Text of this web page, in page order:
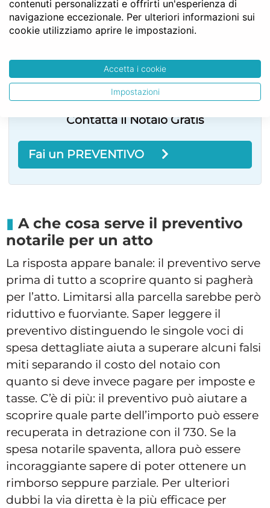
Contatta il Notaio Gratis
Fai un PREVENTIVO
A che cosa serve il preventivo
notarile per un atto
La risposta appare banale: il preventivo serve
prima di tutto a scoprire quanto si pagherà
per l’atto. Limitarsi alla parcella sarebbe però
riduttivo e fuorviante. Saper leggere il
preventivo distinguendo le singole voci di
spesa dettagliate aiuta a superare alcuni falsi
miti separando il costo del notaio con
quanto si deve invece pagare per imposte e
tasse. C’è di più: il preventivo può aiutare a
scoprire quale parte dell’importo può essere
recuperata in detrazione con il 730. Se la
spesa notarile spaventa, allora può essere
incoraggiante sapere di poter ottenere un
rimborso seppure parziale. Per ulteriori
dubbi la via diretta è la più efficace per
contenuti personalizzati e offrirti un'esperienza di
navigazione eccezionale. Per ulteriori informazioni sui
cookie utilizziamo aprire le impostazioni.
Accetta i cookie
Impostazioni